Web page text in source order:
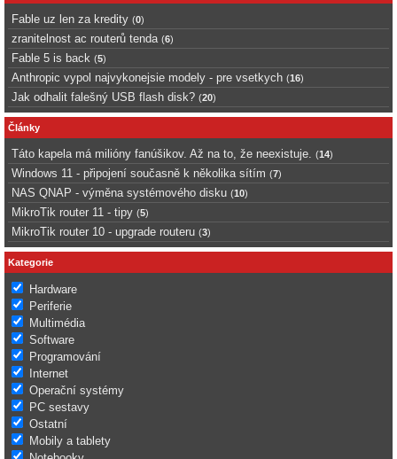
Fable uz len za kredity (0)
zranitelnost ac routerů tenda (6)
Fable 5 is back (5)
Anthropic vypol najvykonejsie modely - pre vsetkych (16)
Jak odhalit falešný USB flash disk? (20)
Články
Táto kapela má milióny fanúšikov. Až na to, že neexistuje. (14)
Windows 11 - připojení současně k několika sítím (7)
NAS QNAP - výměna systémového disku (10)
MikroTik router 11 - tipy (5)
MikroTik router 10 - upgrade routeru (3)
Kategorie
Hardware
Periferie
Multimédia
Software
Programování
Internet
Operační systémy
PC sestavy
Ostatní
Mobily a tablety